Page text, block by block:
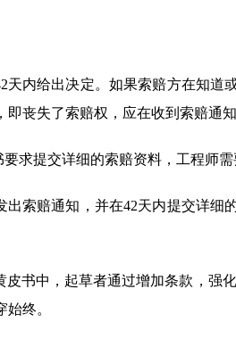
内给出决定。如果索赔方在知道
丧失了索赔权，应在收到索赔通
求提交详细的索赔资料，工程师
索赔通知，并在42天内提交详细
皮书中，起草者通过增加条款，
终。